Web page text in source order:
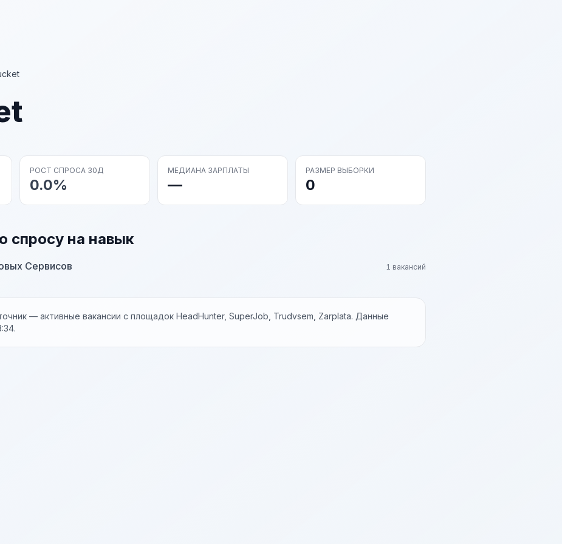
РОСТ СПРОСА 30Д
0.0%
МЕДИАНА ЗАРПЛАТЫ
—
РАЗМЕР ВЫБОРКИ
0
спросу на навык
Сервисов 1 вакансий
— активные вакансии с площадок HeadHunter, SuperJob, Trudvsem, Zarplata. Данные